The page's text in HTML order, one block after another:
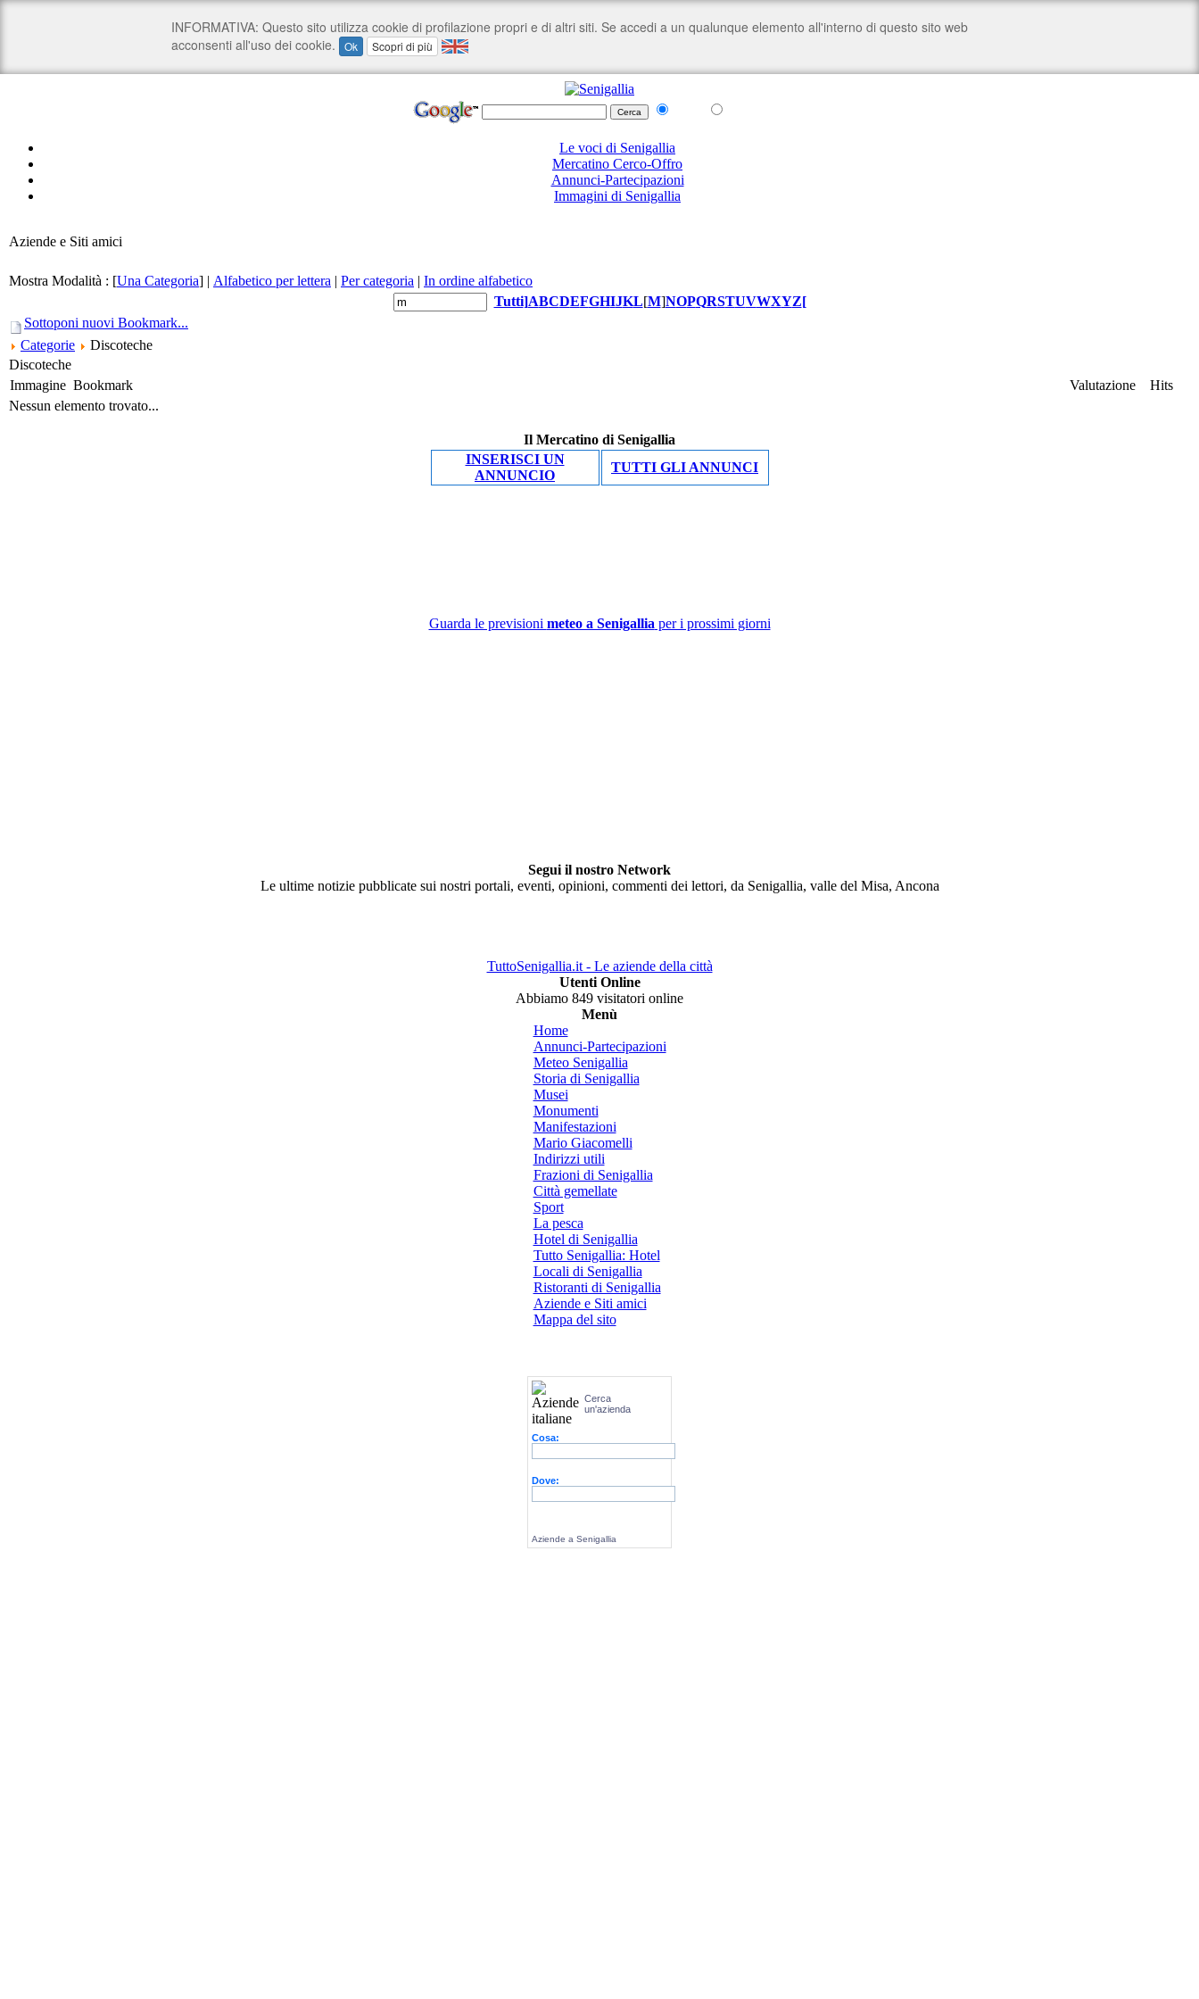
Le voci di Senigallia
Mercatino Cerco-Offro
Annunci-Partecipazioni
Immagini di Senigallia
Aziende e Siti amici
Mostra Modalità : [Una Categoria] | Alfabetico per lettera | Per categoria | In ordine alfabetico
Tutti]ABCDEFGHIJKL[M]NOPQRSTUVWXYZ[
Sottoponi nuovi Bookmark...
Categorie
Discoteche
Discoteche
Immagine Bookmark Valutazione
Hits
Nessun elemento trovato...
Il Mercatino di Senigallia
INSERISCI UN
ANNUNCIO
TUTTI GLI ANNUNCI
Guarda le previsioni meteo a Senigallia per i prossimi giorni
Segui il nostro Network
Le ultime notizie pubblicate sui nostri portali, eventi, opinioni, commenti dei lettori, da Senigallia, valle del Misa, Ancona
TuttoSenigallia.it - Le aziende della città
Utenti Online
Abbiamo 849 visitatori online
Menù
Home
Annunci-Partecipazioni
Meteo Senigallia
Storia di Senigallia
Musei
Monumenti
Manifestazioni
Mario Giacomelli
Indirizzi utili
Frazioni di Senigallia
Città gemellate
Sport
La pesca
Hotel di Senigallia
Tutto Senigallia: Hotel
Locali di Senigallia
Ristoranti di Senigallia
Aziende e Siti amici
Mappa del sito
Cerca
un'azienda
Cosa:
Dove:
Aziende a Senigallia